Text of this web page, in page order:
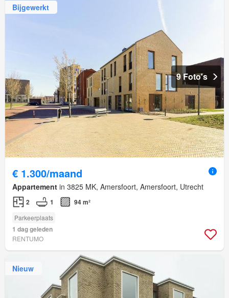
Bijgewerkt
9 Foto's
€ 1.300/maand
Appartement in 3825 MK, Amersfoort, Amersfoort, Utrecht
2 1 94 m²
Parkeerplaats
1 dag geleden
RENTUMO
Nieuw